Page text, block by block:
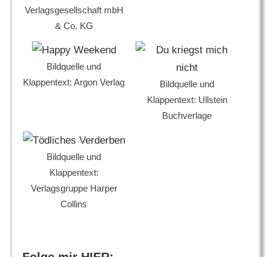
Verlagsgesellschaft mbH
& Co. KG
Bildquelle und
Klappentext: Argon Verlag
Bildquelle und
Klappentext: Ullstein
Buchverlage
Bildquelle und
Klappentext:
Verlagsgruppe Harper
Collins